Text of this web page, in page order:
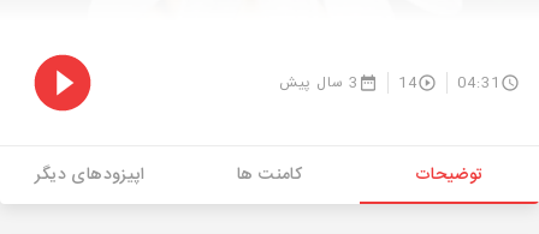
04:31
14 3 سال پیش
توضیحات کامنت ها اپیزودهای دیگر